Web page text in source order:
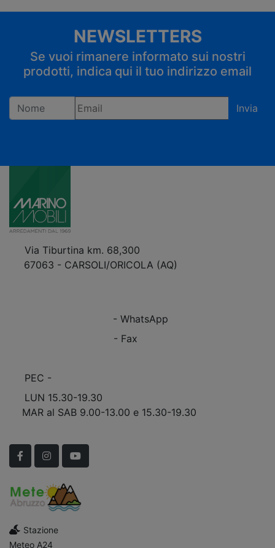
NEWSLETTERS
Se vuoi rimanere informato sui nostri
prodotti, indica qui il tuo indirizzo email
Invia
Via Tiburtina km. 68,300
67063 - CARSOLI/ORICOLA (AQ)
- WhatsApp
- Fax
PEC -
LUN 15.30-19.30
MAR al SAB 9.00-13.00 e 15.30-19.30
FacebookInstagramYouTube
Stazione
Meteo A24